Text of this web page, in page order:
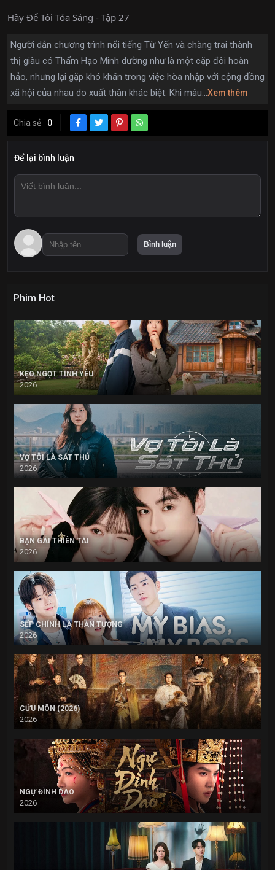
Hãy Để Tôi Tỏa Sáng - Tập 27
Người dẫn chương trình nổi tiếng Từ Yến và chàng trai thành
thị giàu có Thẩm Hạo Minh dường như là một cặp đôi hoàn
hảo, nhưng lại gặp khó khăn trong việc hòa nhập với cộng đồng
xã hội của nhau do xuất thân khác biệt. Khi mâu...Xem thêm
Chia sẻ 0
Để lại bình luận
Phim Hot
KẸO NGỌT TÌNH YÊU
2026
VỢ TÔI LÀ SÁT THỦ
2026
BẠN GÁI THIÊN TÀI
2026
SẾP CHÍNH LÀ THẦN TƯỢNG
2026
CỬU MÔN (2026)
2026
NGỰ ĐÌNH DAO
2026